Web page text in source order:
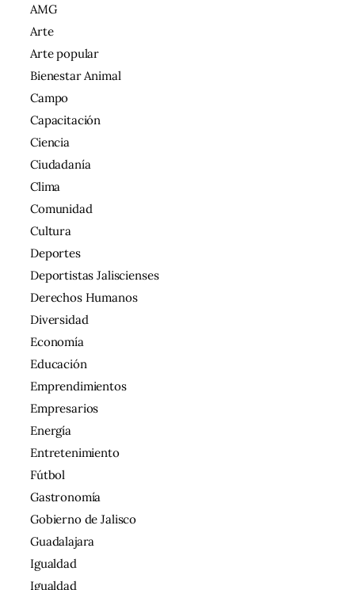
AMG
Arte
Arte popular
Bienestar Animal
Campo
Capacitación
Ciencia
Ciudadanía
Clima
Comunidad
Cultura
Deportes
Deportistas Jaliscienses
Derechos Humanos
Diversidad
Economía
Educación
Emprendimientos
Empresarios
Energía
Entretenimiento
Fútbol
Gastronomía
Gobierno de Jalisco
Guadalajara
Igualdad
Igualdad